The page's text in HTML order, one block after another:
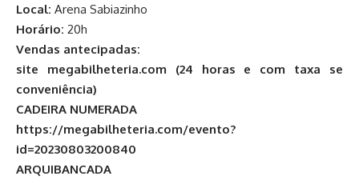
Local: Arena Sabiazinho
Horário: 20h
Vendas antecipadas:
site megabilheteria.com (24 horas e com taxa se
conveniência)
CADEIRA NUMERADA
https://megabilheteria.com/evento?
id=20230803200840
ARQUIBANCADA